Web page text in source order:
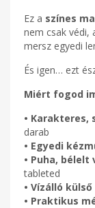
Ez a színes
nem csak védi,
mersz egyedi
És igen… ezt
Miért fogod
• Karakteres,
darab
• Egyedi
• Puha,
tableted
• Vízálló külső
• Praktikus